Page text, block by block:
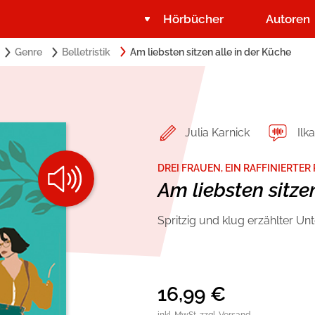
Hörbücher
Belletristik
Romance by heartroom
Krimi und Thriller
Ratgeber und Sachbuch
Autoren
Über USM Audio
Presse
Autorinnen und Autoren
Suchbegriff eingeben:
Search
Genre
Belletristik Am liebsten sitzen alle in der Küche
Julia Karnick
DREI FRAUEN, EIN RAFFINIERTER
Am liebsten
Spritzig und klug erzählter
16,99 €